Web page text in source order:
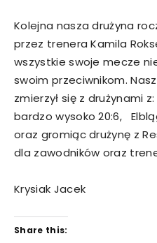
Kolejna nasza drużyna
przez trenera Kamila
wszystkie swoje mecze
swoim przeciwnikom.
zmierzył się z drużynami
bardzo wysoko 20:6,
oraz gromiąc drużynę z
dla zawodników oraz
Krysiak Jacek
Share this: